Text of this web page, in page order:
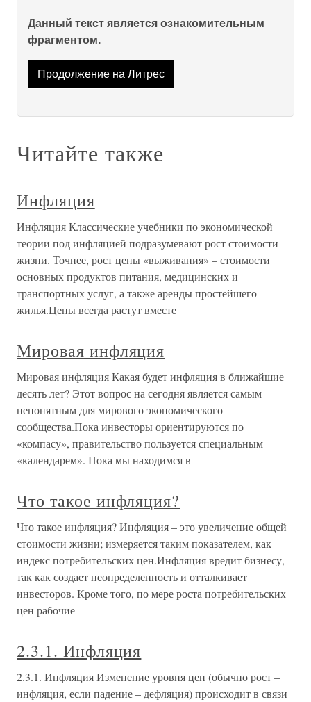
Данный текст является ознакомительным
фрагментом.
Продолжение на Литрес
Читайте также
Инфляция
Инфляция Классические учебники по экономической
теории под инфляцией подразумевают рост стоимости
жизни. Точнее, рост цены «выживания» – стоимости
основных продуктов питания, медицинских и
транспортных услуг, а также аренды простейшего
жилья.Цены всегда растут вместе
Мировая инфляция
Мировая инфляция Какая будет инфляция в ближайшие
десять лет? Этот вопрос на сегодня является самым
непонятным для мирового экономического
сообщества.Пока инвесторы ориентируются по
«компасу», правительство пользуется специальным
«календарем». Пока мы находимся в
Что такое инфляция?
Что такое инфляция? Инфляция – это увеличение общей
стоимости жизни; измеряется таким показателем, как
индекс потребительских цен.Инфляция вредит бизнесу,
так как создает неопределенность и отталкивает
инвесторов. Кроме того, по мере роста потребительских
цен рабочие
2.3.1. Инфляция
2.3.1. Инфляция Изменение уровня цен (обычно рост –
инфляция, если падение – дефляция) происходит в связи